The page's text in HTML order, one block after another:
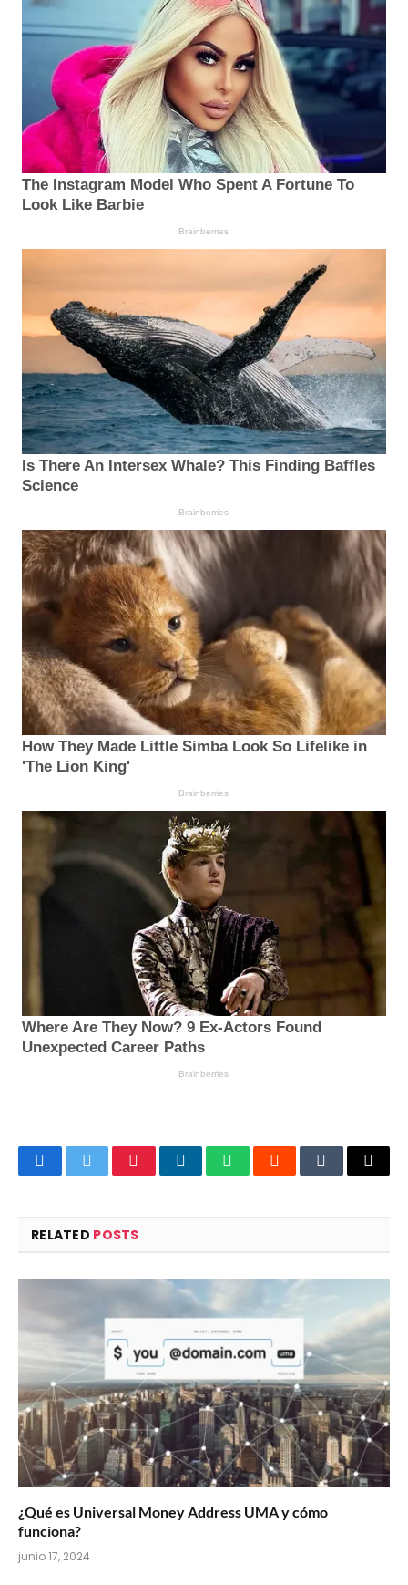
FacebookTwitterPinterestLinkedInWhatsAppRedditTumblrEmail
RELATED POSTS
¿Qué es Universal Money Address UMA y cómo
funciona?
junio 17, 2024